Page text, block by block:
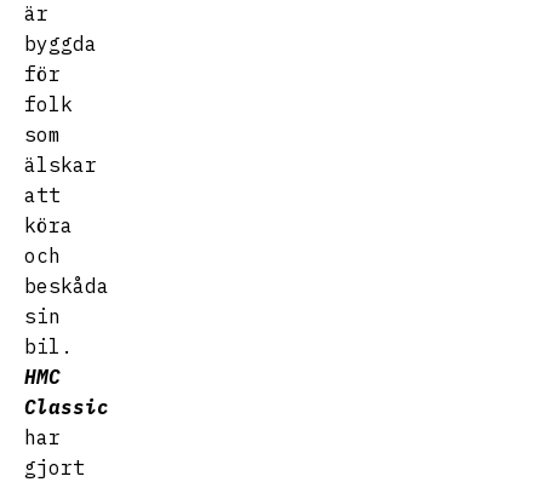
är
byggda
för
folk
som
älskar
att
köra
och
beskåda
sin
bil.
HMC
Classic
har
gjort